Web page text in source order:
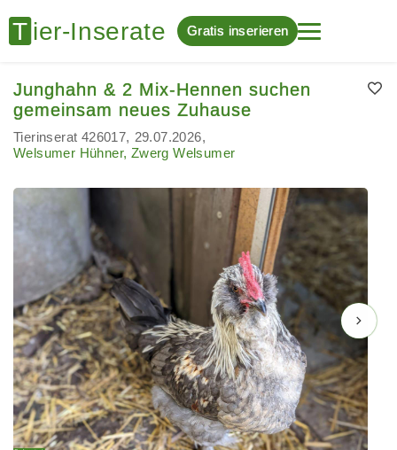
Gratis inserieren
Junghahn & 2 Mix-Hennen suchen
gemeinsam neues Zuhause
Tierinserat 426017
29.07.2026
Welsumer Hühner, Zwerg Welsumer